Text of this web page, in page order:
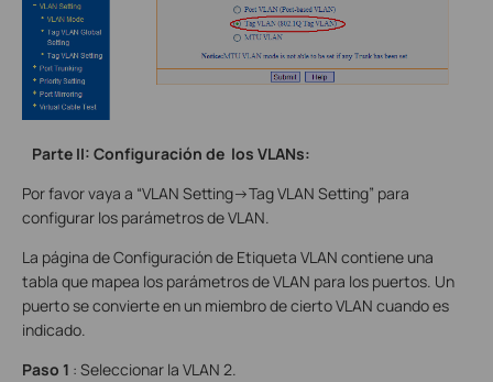
Parte II: Configuración de los VLANs:
Por favor vaya a “VLAN Setting->Tag VLAN Setting” para
configurar los parámetros de VLAN.
La página de Configuración de Etiqueta VLAN contiene una
tabla que mapea los parámetros de VLAN para los puertos. Un
puerto se convierte en un miembro de cierto VLAN cuando es
indicado.
Paso 1 : Seleccionar la VLAN 2.